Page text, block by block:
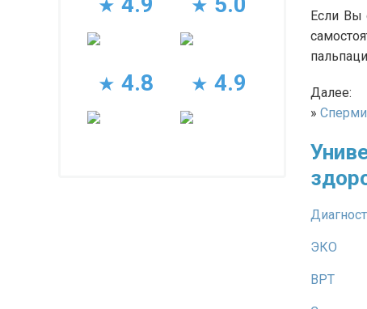
★ ★
★ 4.8 ★ 4.9
Если Вы
Далее:
»
ЭКО
ВРТ